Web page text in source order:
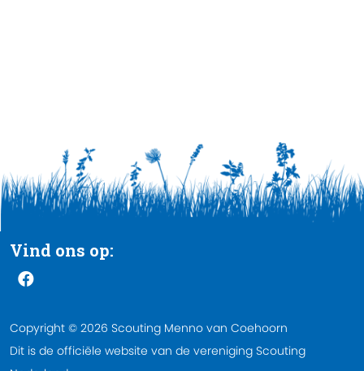
Vind ons op:
Copyright © 2026 Scouting Menno van Coehoorn
Dit is de officiële website van de vereniging Scouting